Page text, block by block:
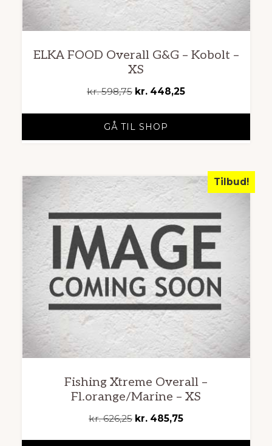
ELKA FOOD Overall G&G – Kobolt –
XS
kr.598,75 Den
pris
var:
kr. 448,25Den
er:
GÅ TIL SHOP
Tilbud!
Fishing Xtreme Overall –
Fl.orange/Marine – XS
kr.626,25 Den
kr. 485,75Den